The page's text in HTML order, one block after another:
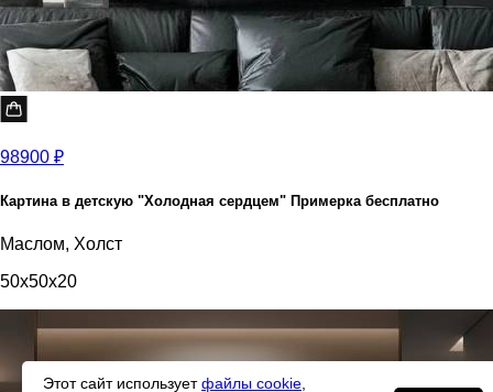
98900 ₽
Картина в детскую "Холодная сердцем" Примерка бесплатно
Маслом, Холст
50x50x20
Этот сайт используетфайлы cookie